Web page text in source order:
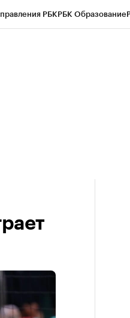
РБКРБК Образование